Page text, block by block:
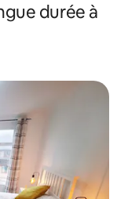
durée à